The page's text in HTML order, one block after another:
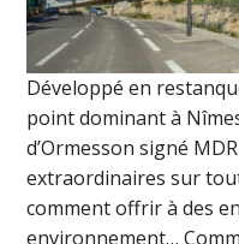
Développé en
point dominant à
d’Ormesson signé
extraordinaires sur
comment offrir à des
environnement…